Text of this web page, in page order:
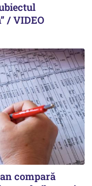
/ VIDEO
compară